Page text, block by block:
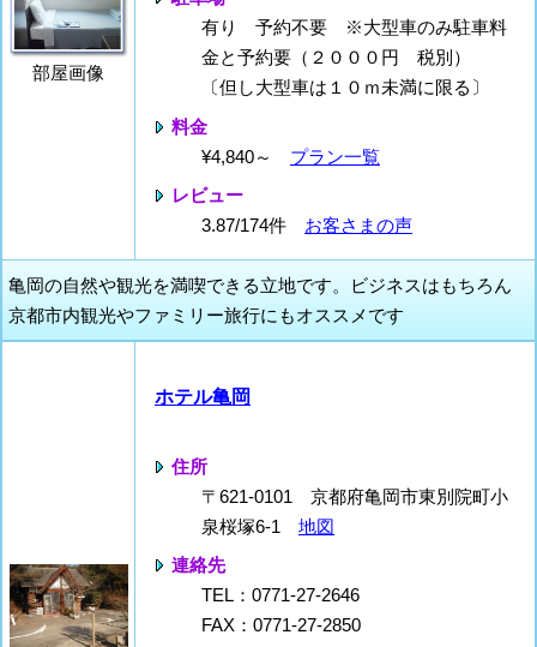
部屋画像
有り 予約不要 ※大型車のみ駐車料
金と予約要（２０００円 税別）
〔但し大型車は１０ｍ未満に限る〕
料金
¥4,840～ プラン一覧
レビュー
3.87/174件 お客さまの声
亀岡の自然や観光を満喫できる立地です。ビジネスはもちろん
京都市内観光やファミリー旅行にもオススメです
ホテル亀岡
住所
〒621-0101 京都府亀岡市東別院町小
泉桜塚6-1 地図
連絡先
TEL：0771-27-2646
FAX：0771-27-2850